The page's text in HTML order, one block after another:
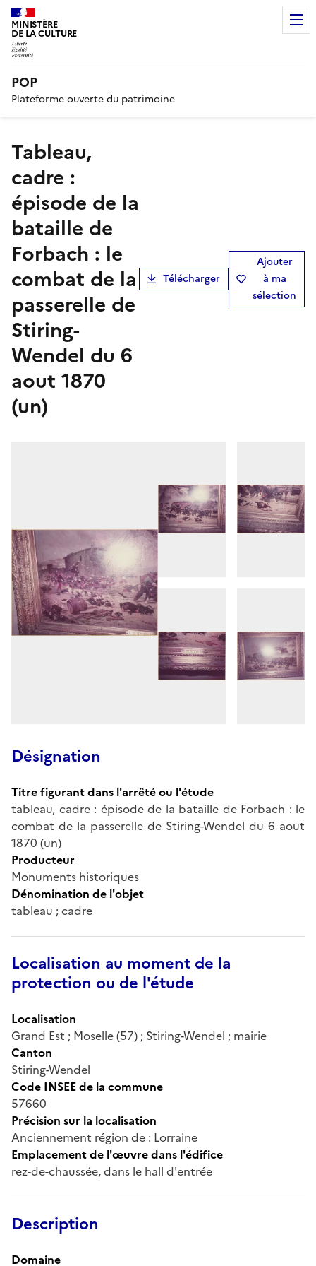
MINISTÈRE
DE LA CULTURE
POP
Plateforme ouverte du patrimoine
tableau,
cadre :
épisode de la
bataille de
Forbach : le
combat de la
passerelle de
Stiring-
Wendel du 6
aout 1870
(un)
Télécharger
Ajouter
à ma
sélection
Désignation
Titre figurant dans l'arrêté ou l'étude
tableau, cadre : épisode de la bataille de Forbach : le
combat de la passerelle de Stiring-Wendel du 6 aout
1870 (un)
Producteur
Monuments historiques
Dénomination de l'objet
tableau ; cadre
Localisation au moment de la
protection ou de l'étude
Localisation
Grand Est ; Moselle (57) ; Stiring-Wendel ; mairie
Canton
Stiring-Wendel
Code INSEE de la commune
57660
Précision sur la localisation
Anciennement région de : Lorraine
Emplacement de l'œuvre dans l'édifice
rez-de-chaussée, dans le hall d'entrée
Description
Domaine